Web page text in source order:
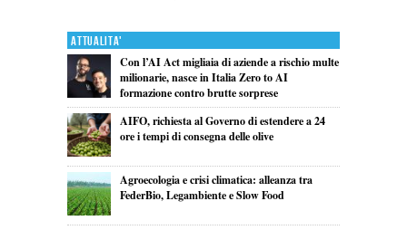
Attualita'
Con l’AI Act migliaia di aziende a rischio multe
milionarie, nasce in Italia Zero to AI
formazione contro brutte sorprese
AIFO, richiesta al Governo di estendere a 24
ore i tempi di consegna delle olive
Agroecologia e crisi climatica: alleanza tra
FederBio, Legambiente e Slow Food